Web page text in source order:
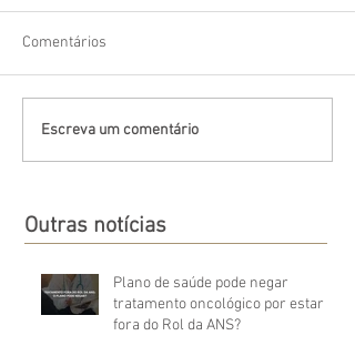
Comentários
Escreva um comentário
Outras notícias
Plano de saúde pode negar
tratamento oncológico por estar
fora do Rol da ANS?